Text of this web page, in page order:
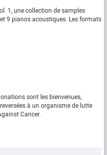
1, une collection de samples
9 pianos acoustiques. Les formats
sont les bienvenues,
à un organisme de lutte
Cancer.